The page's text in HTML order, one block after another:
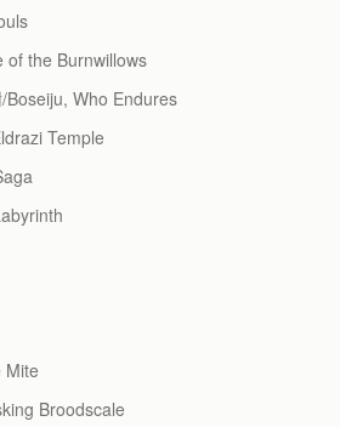
of the Burnwillows
Boseiju, Who Endures
Temple
Mite
Broodscale